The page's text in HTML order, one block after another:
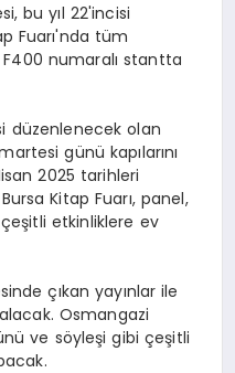
bu yıl 22'incisi
Fuarı'nda tüm
F400 numaralı stantta
düzenlenecek olan
günü kapılarını
2025 tarihleri
Kitap Fuarı, panel,
etkinliklere ev
çıkan yayınlar ile
Osmangazi
ve söyleşi gibi çeşitli